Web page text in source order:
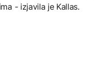
- izjavila je Kallas.